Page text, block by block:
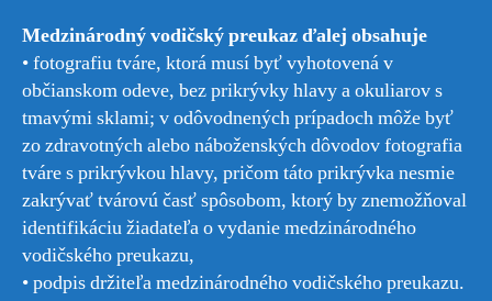
Medzinárodný vodičský preukaz ďalej obsahuje
• fotografiu tváre, ktorá musí byť vyhotovená v
občianskom odeve, bez prikrývky hlavy a okuliarov s
tmavými sklami; v odôvodnených prípadoch môže byť
zo zdravotných alebo náboženských dôvodov fotografia
tváre s prikrývkou hlavy, pričom táto prikrývka nesmie
zakrývať tvárovú časť spôsobom, ktorý by znemožňoval
identifikáciu žiadateľa o vydanie medzinárodného
vodičského preukazu,
• podpis držiteľa medzinárodného vodičského preukazu.